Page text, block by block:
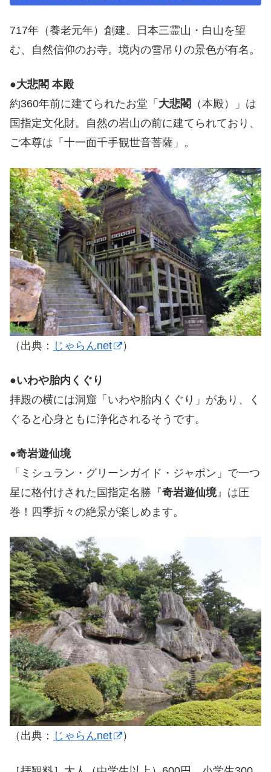
717年（養老元年）創建。日本三霊山・白山を望
む、自然信仰のお寺。境内の雪吊りの景色が有名。
●大悲閣 本殿
約360年前に建てられたお堂「 大悲閣 （本殿）」は
国指定文化財。自然の岩山の前に建てられており、
ご本尊は「十一面千手観世音菩薩」。
（出典： じゃらんnet ）
●いわや胎内くぐり
拝殿の横には洞窟「いわや胎内くぐり」があり、く
ぐると心身ともに浄化されるそうです。
●奇岩遊仙境
「ミシュラン・グリーンガイド・ジャポン」で一つ
星に格付けされた国指定名勝『奇岩遊仙境』は圧
巻！四季折々の絶景が楽しめます。
（出典： じゃらんnet ）